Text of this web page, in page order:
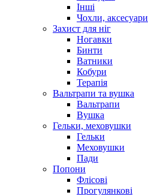
Інші
Чохли, аксесуари
Захист для ніг
Ногавки
Бинти
Ватники
Кобури
Терапія
Вальтрапи та вушка
Вальтрапи
Вушка
Гельки, меховушки
Гельки
Меховушки
Пади
Попони
Флісові
Прогулянкові